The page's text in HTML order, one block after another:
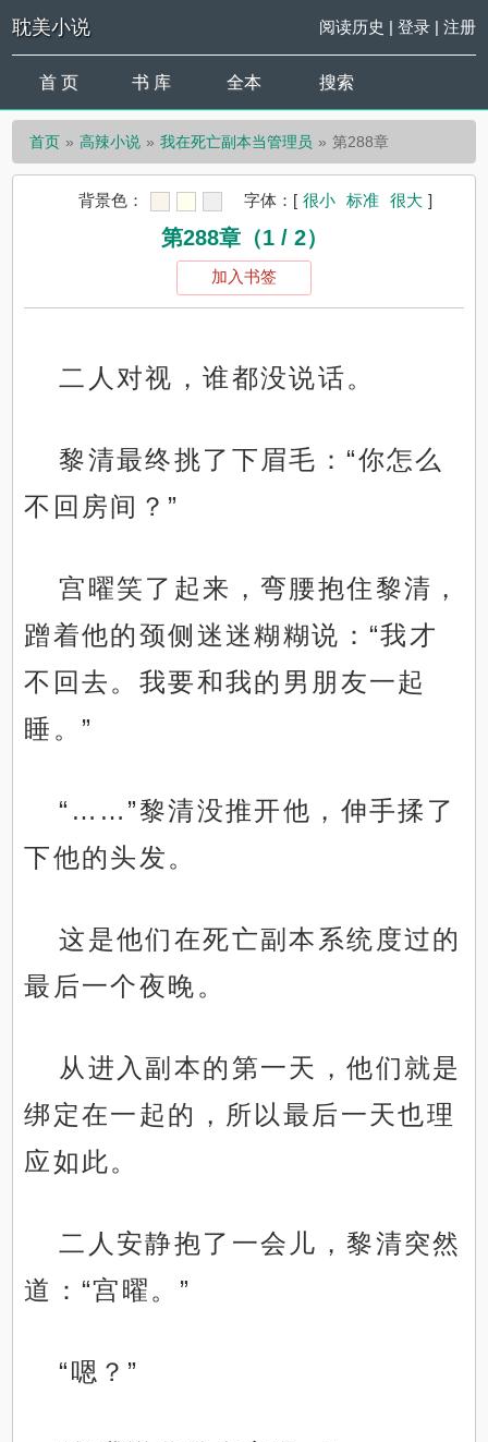
耽美小说 阅读历史 | 登录| 注册
首 页 书 库 全本 搜索
首页 高辣小说 我在死亡副本当管理员 第288章
背景色： 字体： [ 很小 标准 很大 ]
第288章（1 / 2）
加入书签
二人对视，谁都没说话。
黎清最终挑了下眉毛：“你怎么
不回房间？”
宫曜笑了起来，弯腰抱住黎清，
蹭着他的颈侧迷迷糊糊说：“我才
不回去。我要和我的男朋友一起
睡。”
“……”黎清没推开他，伸手揉了
下他的头发。
这是他们在死亡副本系统度过的
最后一个夜晚。
从进入副本的第一天，他们就是
绑定在一起的，所以最后一天也理
应如此。
二人安静抱了一会儿，黎清突然
道：“宫曜。”
“嗯？”